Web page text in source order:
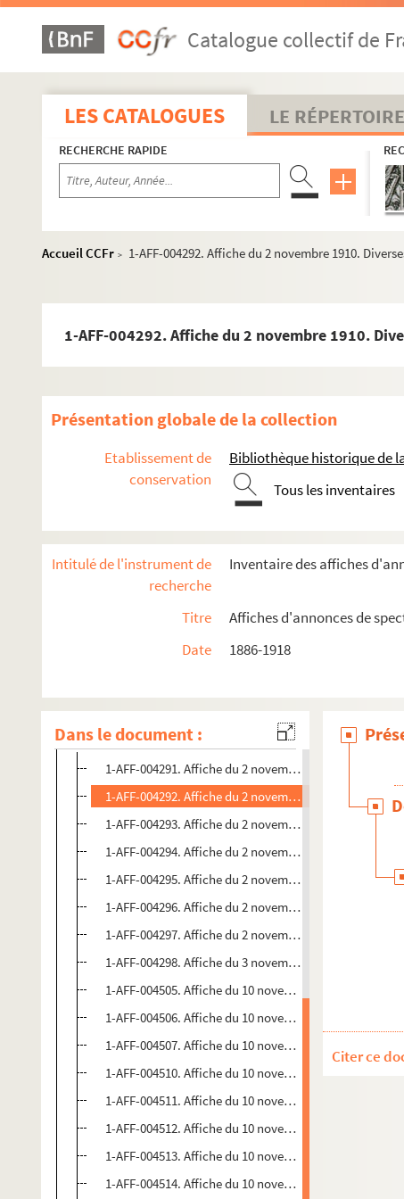
Catalogue collectif de
LES CATALOGUES LE RÉPERTOIRE
RECHERCHE RAPIDE
Accueil CCFr >
1-AFF-004292. Affiche du 2 novembre 1910.
1-AFF-004292. Affiche du 2 novembre 1910.
Présentation globale de la collection
Etablissement de
conservation
Bibliothèque historique de
Tous les inventaires
Intitulé de l'instrument de
recherche
Inventaire des affiches
Titre
Affiches d'annonces de
Date
1886-1918
Dans le document :
Année 1892
Année 1897
Année 1898
Année 1906
Année 1907
Année 1908
Année 1910
Janvier
Juin
Novembre
1-AFF-004291. Affiche du 2 novembre 1910. Diverses
1-AFF-004292. Affiche du 2 novembre 1910. Diverses
1-AFF-004293. Affiche du 2 novembre 1910. Diverses
1-AFF-004294. Affiche du 2 novembre 1910. Diverses
1-AFF-004295. Affiche du 2 novembre 1910. Diverses
1-AFF-004296. Affiche du 2 novembre 1910. Diverses
1-AFF-004297. Affiche du 2 novembre 1910. Diverses
1-AFF-004298. Affiche du 3 novembre 1910. Diverses
1-AFF-004505. Affiche du 10 novembre 1910. Diverses
1-AFF-004506. Affiche du 10 novembre 1910. Diverses
1-AFF-004507. Affiche du 10 novembre 1910. Diverses
1-AFF-004510. Affiche du 10 novembre 1910. Diverses
1-AFF-004511. Affiche du 10 novembre 1910. Diverses
1-AFF-004512. Affiche du 10 novembre 1910. Diverses
1-AFF-004513. Affiche du 10 novembre 1910. Diverses
1-AFF-004514. Affiche du 10 novembre 1910. Diverses
Citer ce